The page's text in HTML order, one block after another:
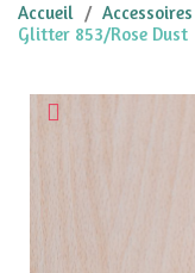
Accueil Accessoires
Glitter 853/Rose Dust